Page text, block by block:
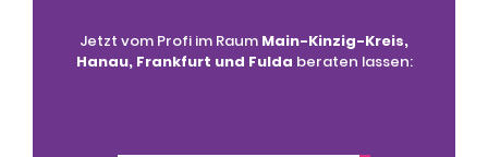
Jetzt vom Profi im Raum Main-Kinzig-Kreis,
Hanau, Frankfurt und Fulda beraten lassen: